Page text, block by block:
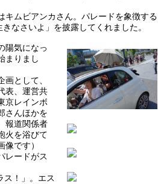
ムビアンカさん。パレードを象徴する
なさいよ」を披露してくれました。
陽気になっ
まりまし
として、
表、運営共
京レインボ
さんほかを
報道関係者
火を浴びて
です）
レードがス
ス！」。エス